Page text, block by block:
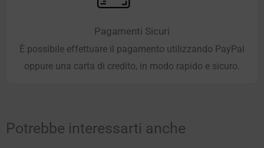
Pagamenti Sicuri
È possibile effettuare il pagamento utilizzando PayPal
oppure una carta di credito, in modo rapido e sicuro.
Potrebbe interessarti anche